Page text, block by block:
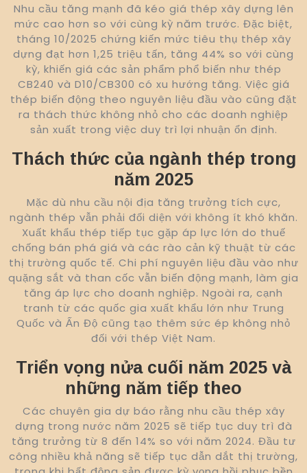
Nhu cầu tăng mạnh đã kéo giá thép xây dựng lên
mức cao hơn so với cùng kỳ năm trước. Đặc biệt,
tháng 10/2025 chứng kiến mức tiêu thụ thép xây
dựng đạt hơn 1,25 triệu tấn, tăng 44% so với cùng
kỳ, khiến giá các sản phẩm phổ biến như thép
CB240 và D10/CB300 có xu hướng tăng. Việc giá
thép biến động theo nguyên liệu đầu vào cũng đặt
ra thách thức không nhỏ cho các doanh nghiệp
sản xuất trong việc duy trì lợi nhuận ổn định.
Thách thức của ngành thép trong
năm 2025
Mặc dù nhu cầu nội địa tăng trưởng tích cực,
ngành thép vẫn phải đối diện với không ít khó khăn.
Xuất khẩu thép tiếp tục gặp áp lực lớn do thuế
chống bán phá giá và các rào cản kỹ thuật từ các
thị trường quốc tế. Chi phí nguyên liệu đầu vào như
quặng sắt và than cốc vẫn biến động mạnh, làm gia
tăng áp lực cho doanh nghiệp. Ngoài ra, cạnh
tranh từ các quốc gia xuất khẩu lớn như Trung
Quốc và Ấn Độ cũng tạo thêm sức ép không nhỏ
đối với thép Việt Nam.
Triển vọng nửa cuối năm 2025 và
những năm tiếp theo
Các chuyên gia dự báo rằng nhu cầu thép xây
dựng trong nước năm 2025 sẽ tiếp tục duy trì đà
tăng trưởng từ 8 đến 14% so với năm 2024. Đầu tư
công nhiều khả năng sẽ tiếp tục dẫn dắt thị trường,